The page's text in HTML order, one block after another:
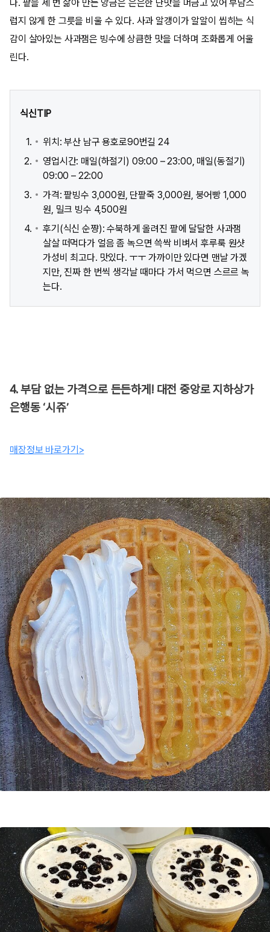
다. 팥을 세 번 삶아 만든 앙금은 은은한 단맛을 머금고 있어 부담스
럽지 않게 한 그릇을 비울 수 있다. 사과 알갱이가 알알이 씹히는 식
감이 살아있는 사과잼은 빙수에 상큼한 맛을 더하며 조화롭게 어울
린다.
식신TIP
위치: 부산 남구 용호로90번길 24 ​
영업시간: 매일(하절기) 09:00 – 23:00, 매일(동절기)
09:00 – 22:00
가격: 팥빙수 3,000원, 단팥죽 3,000원, 붕어빵 1,000
원, 밀크 빙수 4,500원
후기(식신 순쨩): 수북하게 올려진 팥에 달달한 사과잼
살살 떠먹다가 얼음 좀 녹으면 쓱싹 비벼서 후루룩 원샷
가성비 최고다. 맛있다. ㅜㅜ 가까이만 있다면 맨날 가겠
지만, 진짜 한 번씩 생각날 때마다 가서 먹으면 스르르 녹
는다.
4. 부담 없는 가격으로 든든하게! 대전 중앙로 지하상가
은행동 ‘시쥬’
매장정보 바로가기>